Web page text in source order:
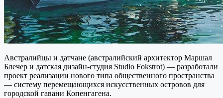
Австралийцы и датчане (австралийский архитектор Маршал
Блечер и датская дизайн-студия Studio Fokstrot) — разработали
проект реализации нового типа общественного пространства
— систему перемещающихся искусственных островов для
городской гавани Копенгагена.